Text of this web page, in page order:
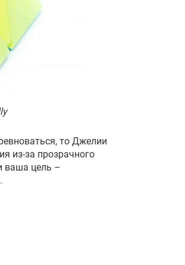
то Джелии
из-за прозрачного
ваша цель –